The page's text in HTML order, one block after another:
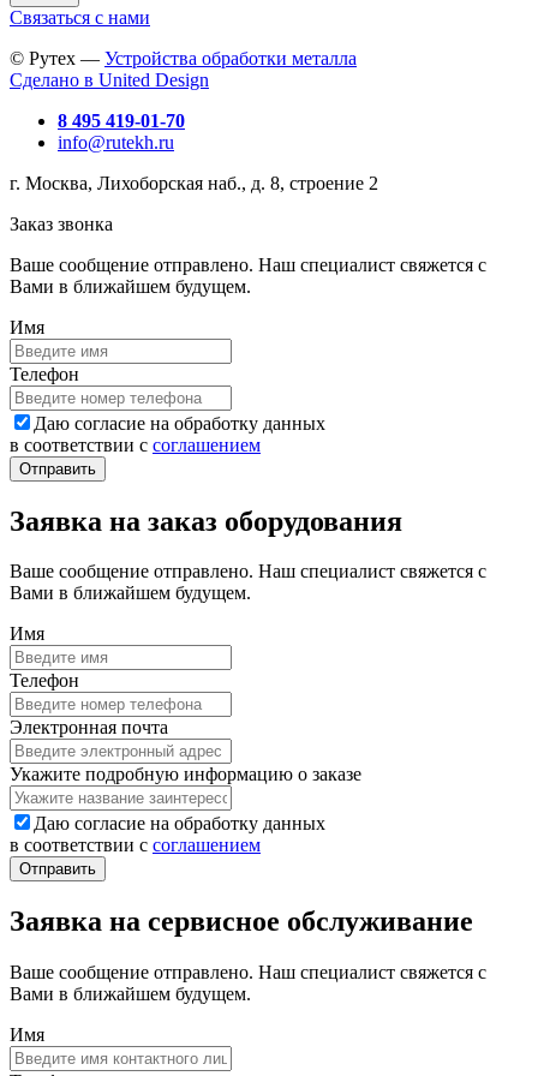
Связаться с нами
© Рутех — Устройства обработки металла
Сделано в United Design
8 495 419-01-70
info@rutekh.ru
г. Москва, Лихоборская наб., д. 8, строение 2
Заказ звонка
Ваше сообщение отправлено. Наш специалист свяжется с
Вами в ближайшем будущем.
Имя
Телефон
Даю согласие на обработку данных
в соответствии с соглашением
Заявка на заказ оборудования
Ваше сообщение отправлено. Наш специалист свяжется с
Вами в ближайшем будущем.
Имя
Телефон
Электронная почта
Укажите подробную информацию о заказе
Даю согласие на обработку данных
в соответствии с соглашением
Заявка на сервисное обслуживание
Ваше сообщение отправлено. Наш специалист свяжется с
Вами в ближайшем будущем.
Имя